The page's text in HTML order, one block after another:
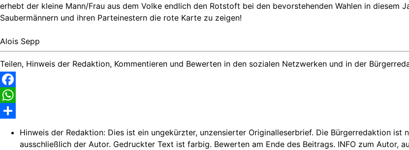
erhebt der kleine Mann/Frau aus dem Volke endlich den Rotstoft bei den bevorstehenden Wahlen in diesem
Saubermännern und ihren Parteinestern die rote Karte zu zeigen!
Alois Sepp
Teilen, Hinweis der Redaktion, Kommentieren und Bewerten in den sozialen Netzwerken und in der
Facebook
WhatsApp
Hinweis der Redaktion: Dies ist ein ungekürzter, unzensierter Originalleserbrief. Die Bürgerredaktion
ausschließlich der Autor. Gedruckter Text ist farbig. Bewerten am Ende des Beitrags. INFO zum Autor,